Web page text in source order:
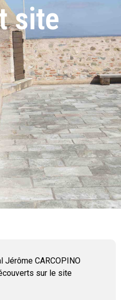
site
Jérôme CARCOPINO
sur le site